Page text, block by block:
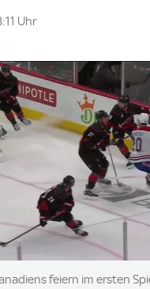
Uhr
feiern im ersten